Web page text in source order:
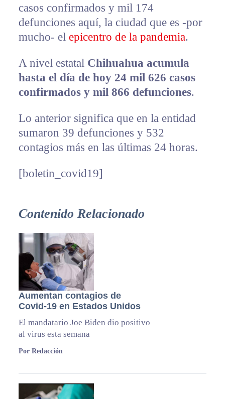
casos confirmados y mil 174
defunciones aquí, la ciudad que es -por
mucho- el epicentro de la pandemia.
A nivel estatal Chihuahua acumula
hasta el día de hoy 24 mil 626 casos
confirmados y mil 866 defunciones.
Lo anterior significa que en la entidad
sumaron 39 defunciones y 532
contagios más en las últimas 24 horas.
[boletin_covid19]
Contenido Relacionado
Aumentan contagios de
Covid-19 en Estados Unidos
El mandatario Joe Biden dio positivo
al virus esta semana
Por Redacción